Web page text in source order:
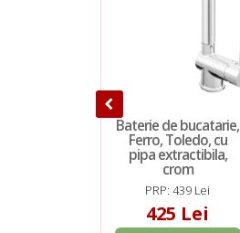
Baterie de bucatarie,
Ferro, Toledo, cu
pipa extractibila,
crom
PRP: 439 Lei
425 Lei